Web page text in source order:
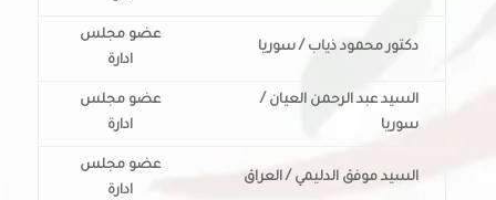
دكتور محمود ذياب / سوريا
عضو مجلس
ادارة
السيد عبد الرحمن العيان /
سوريا
عضو مجلس
ادارة
السيد موفق الدليمي / العراق
عضو مجلس
ادارة